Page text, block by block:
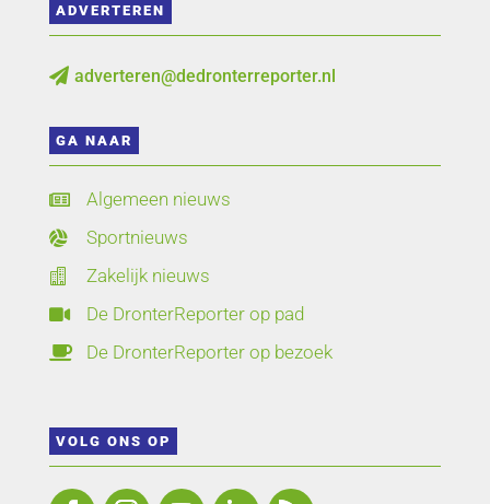
ADVERTEREN
 adverteren@dedronterreporter.nl
GA NAAR
 Algemeen nieuws
 Sportnieuws
 Zakelijk nieuws
 De DronterReporter op pad
 De DronterReporter op bezoek
VOLG ONS OP